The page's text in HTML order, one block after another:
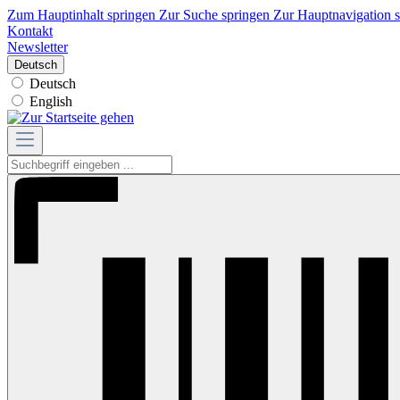
Zum Hauptinhalt springen Zur Suche springen Zur Hauptnavigation
Kontakt
Newsletter
Deutsch
Deutsch
English